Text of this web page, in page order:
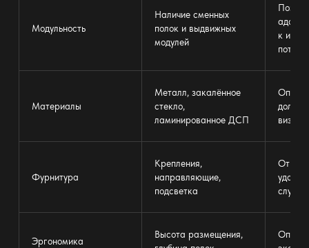
Модульность
Наличие сменных
полок и выдвижных
модулей
к
Материалы
Металл, закалённое
стекло,
ламинированное ДСП
Фурнитура
Крепления,
направляющие,
подсветка
От них
службы
Эргономика
Высота размещения,